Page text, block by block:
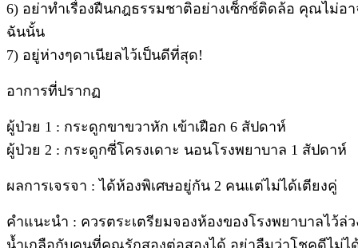
6) อย่าทำเรื่องฝืนกฎธรรมชาติอย่างเซ็กซ์ติดล้อ คุณไม่อ
ฉันนั้น
7) อยู่ห่างๆดาเนียลไว้เป็นดีที่สุด!
อาการที่ปรากฏ
ผู้ป่วย 1 : กระดูกขาขวาหัก เข้าเฝือก 6 สัปดาห์
ผู้ป่วย 2 : กระดูกซี่โครงเดาะ นอนโรงพยาบาล 1 สัปดาห์
ผลการเจรจา : ได้ห้องพิเศษอยู่กัน 2 คนแต่ไม่ได้เตียงคู่
คำแนะนำ : ควรตระเตรียมจองห้องของโรงพยาบาลไว้
น้ำเกลือกับคนที่คุณรักสองต่อสองได้ อย่าลืมว่าโชคดีไม่ไ